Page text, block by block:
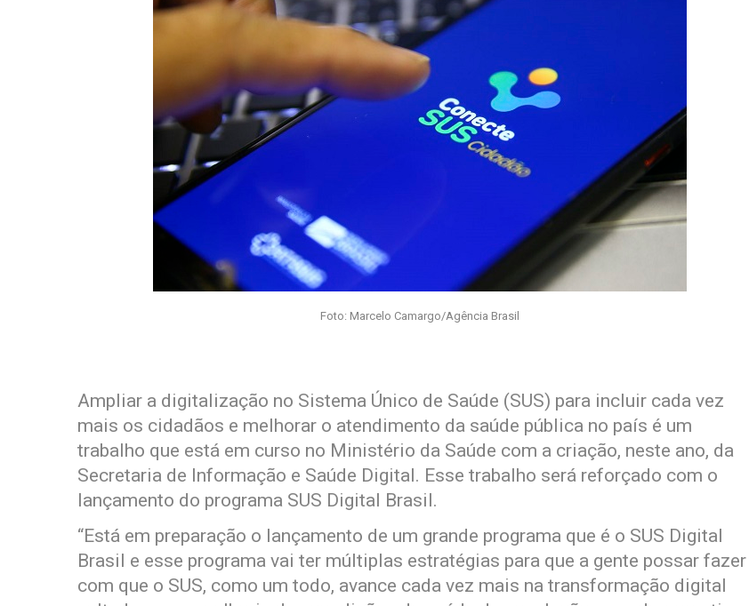
Foto: Marcelo Camargo/Agência Brasil
Ampliar a digitalização no Sistema Único de Saúde (SUS) para incluir cada vez
mais os cidadãos e melhorar o atendimento da saúde pública no país é um
trabalho que está em curso no Ministério da Saúde com a criação, neste ano, da
Secretaria de Informação e Saúde Digital. Esse trabalho será reforçado com o
lançamento do programa SUS Digital Brasil.
“Está em preparação o lançamento de um grande programa que é o SUS Digital
Brasil e esse programa vai ter múltiplas estratégias para que a gente possar fazer
com que o SUS, como um todo, avance cada vez mais na transformação digital